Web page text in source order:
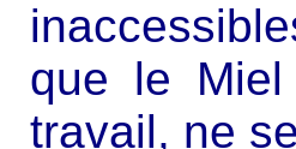
que le
travail, ne